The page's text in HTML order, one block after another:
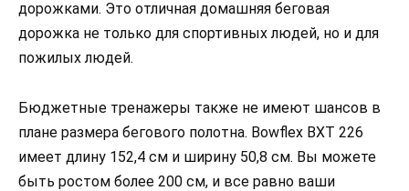
дорожками. Это отличная домашняя беговая
дорожка не только для спортивных людей, но и для
пожилых людей.
Бюджетные тренажеры также не имеют шансов в
плане размера бегового полотна. Bowflex BXT 226
имеет длину 152,4 см и ширину 50,8 см. Вы можете
быть ростом более 200 см, и все равно ваши